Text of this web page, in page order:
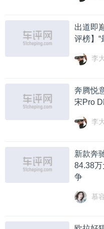
出道即
评榜】“
李
奔腾悦
宋Pro
李
新款奔
84.38
争
慕